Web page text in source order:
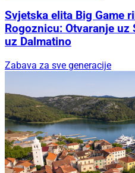
Svjetska elita Big Game
Rogoznicu: Otvaranje
uz Dalmatino
Zabava za sve generacije